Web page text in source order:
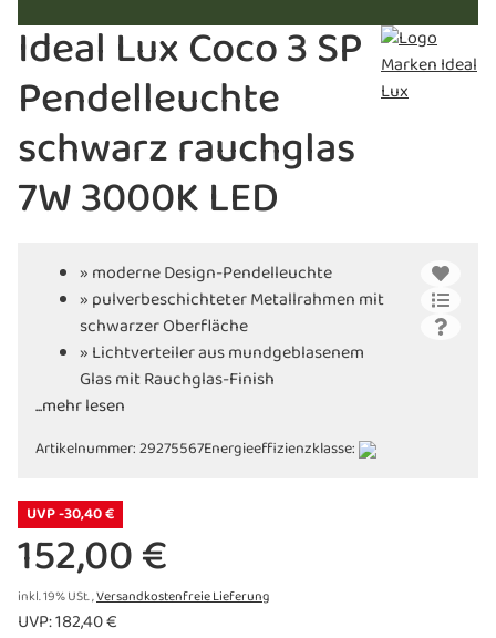
Ideal Lux Coco 3 SP
Pendelleuchte
schwarz rauchglas
7W 3000K LED
» moderne Design-Pendelleuchte
» pulverbeschichteter Metallrahmen mit
schwarzer Oberfläche
» Lichtverteiler aus mundgeblasenem
Glas mit Rauchglas-Finish
» incl. modernem LED-Leuchtmittel
erhältlich
...mehr lesen
Artikelnummer:29275567Energieeffizienzklasse:
UVP -30,40 €
152,00 €
inkl. 19% USt. ,Versandkostenfreie Lieferung
UVP:182,40 €